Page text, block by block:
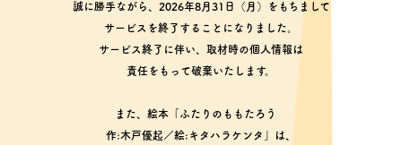
誠に勝手ながら、2026年8月31日（月）をもちまして
サービスを終了することになりました。
サービス終了に伴い、取材時の個人情報は
責任をもって破棄いたします。
また、絵本「ふたりのももたろう
作:木戸優起／絵:キタハラケンタ」は、